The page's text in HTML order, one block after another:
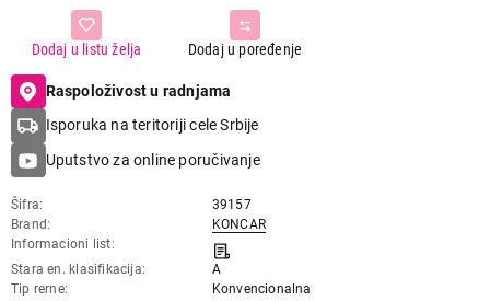
Dodaj u poređenje
Dodaj u listu želja
Raspoloživost u radnjama
Isporuka na teritoriji cele Srbije
Uputstvo za online poručivanje
Šifra
39157
Brand
KONCAR
Informacioni list
Stara en. klasifikacija
A
Tip rerne
Konvencionalna